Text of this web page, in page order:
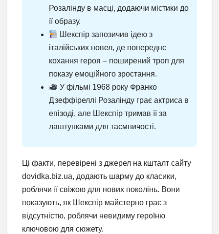
Розалінду в масці, додаючи містики до
її образу.
Шекспір запозичив ідею з
італійських новел, де попереднє
кохання героя – поширений троп для
показу емоційного зростання.
У фільмі 1968 року Франко
Дзеффіреллі Розалінду грає актриса в
епізоді, але Шекспір тримав її за
лаштунками для таємничості.
Ці факти, перевірені з джерел на кшталт сайту
dovidka.biz.ua, додають шарму до класики,
роблячи її свіжою для нових поколінь. Вони
показують, як Шекспір майстерно грає з
відсутністю, роблячи невидиму героїню
ключовою для сюжету.